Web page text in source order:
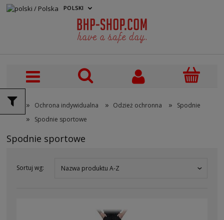
» Ochrona indywidualna » Odzież ochronna » Spodnie
» Spodnie sportowe
POLSKI
Spodnie sportowe
Sortuj wg: Nazwa produktu A-Z